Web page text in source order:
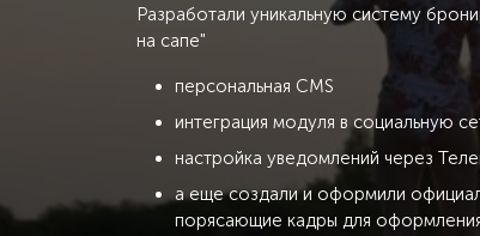
Разработали уникальную систему
на сапе"
персональная CMS
интеграция модуля в социальную
настройка уведомлений через
а еще создали и оформили
порясающие кадры для